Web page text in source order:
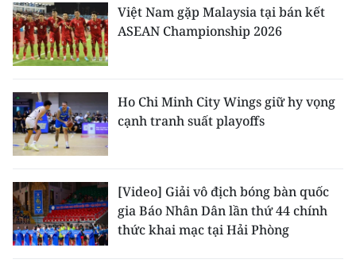
Việt Nam gặp Malaysia tại bán kết
ASEAN Championship 2026
Ho Chi Minh City Wings giữ hy vọng
cạnh tranh suất playoffs
[Video] Giải vô địch bóng bàn quốc
gia Báo Nhân Dân lần thứ 44 chính
thức khai mạc tại Hải Phòng